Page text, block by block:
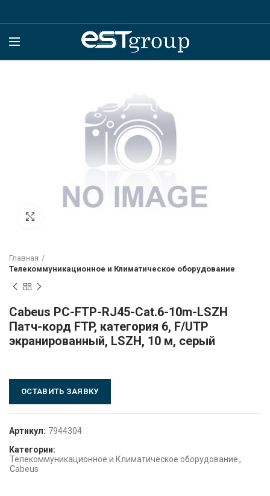
Главная
Телекоммуникационное и Климатическое оборудование
Cabeus PC-FTP-RJ45-Cat.6-10m-LSZH
Патч-корд FTP, категория 6, F/UTP
экранированный, LSZH, 10 м, серый
ОСТАВИТЬ ЗАЯВКУ
Артикул: 7944304
Категории:
Телекоммуникационное и Климатическое оборудование,
Cabeus